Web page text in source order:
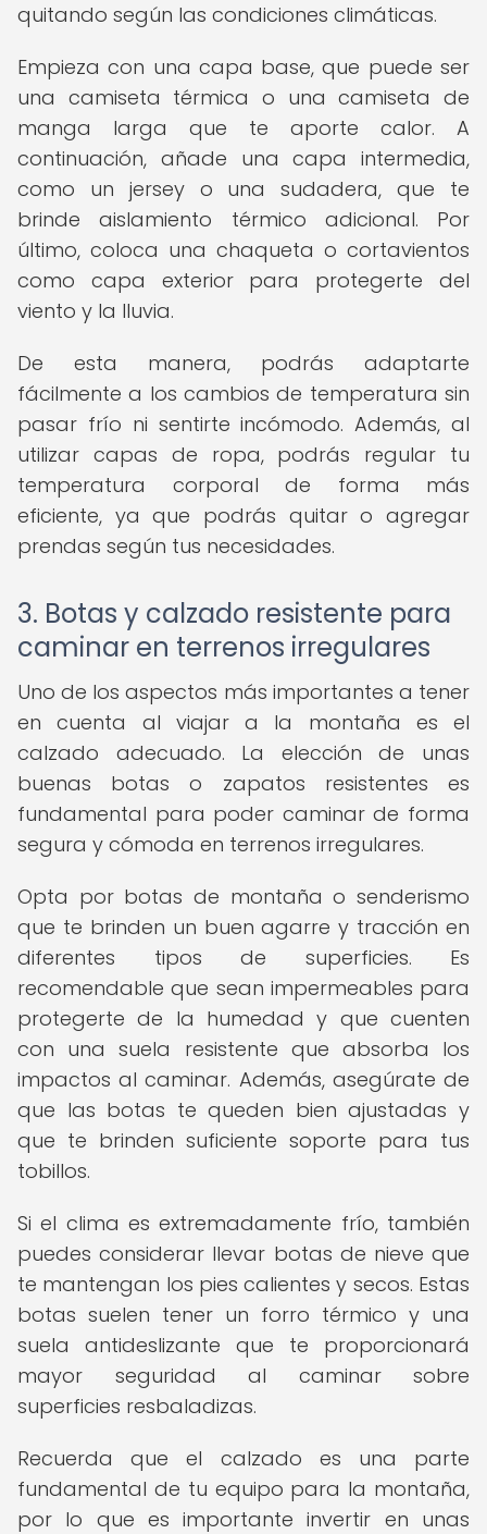
quitando según las condiciones climáticas.
Empieza con una capa base, que puede ser
una camiseta térmica o una camiseta de
manga larga que te aporte calor. A
continuación, añade una capa intermedia,
como un jersey o una sudadera, que te
brinde aislamiento térmico adicional. Por
último, coloca una chaqueta o cortavientos
como capa exterior para protegerte del
viento y la lluvia.
De esta manera, podrás adaptarte
fácilmente a los cambios de temperatura sin
pasar frío ni sentirte incómodo. Además, al
utilizar capas de ropa, podrás regular tu
temperatura corporal de forma más
eficiente, ya que podrás quitar o agregar
prendas según tus necesidades.
3. Botas y calzado resistente para
caminar en terrenos irregulares
Uno de los aspectos más importantes a tener
en cuenta al viajar a la montaña es el
calzado adecuado. La elección de unas
buenas botas o zapatos resistentes es
fundamental para poder caminar de forma
segura y cómoda en terrenos irregulares.
Opta por botas de montaña o senderismo
que te brinden un buen agarre y tracción en
diferentes tipos de superficies. Es
recomendable que sean impermeables para
protegerte de la humedad y que cuenten
con una suela resistente que absorba los
impactos al caminar. Además, asegúrate de
que las botas te queden bien ajustadas y
que te brinden suficiente soporte para tus
tobillos.
Si el clima es extremadamente frío, también
puedes considerar llevar botas de nieve que
te mantengan los pies calientes y secos. Estas
botas suelen tener un forro térmico y una
suela antideslizante que te proporcionará
mayor seguridad al caminar sobre
superficies resbaladizas.
Recuerda que el calzado es una parte
fundamental de tu equipo para la montaña,
por lo que es importante invertir en unas